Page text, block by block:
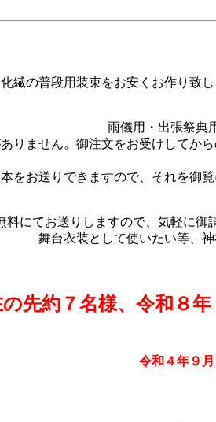
繊の普段用装束をお安くお作り致
雨儀用・出張祭典
りません。御注文をお受けしてか
をお送りできますので、それを御
料にてお送りしますので、気軽に
舞台衣装として使いたい等、
先約７名様、令和８
令和４年９